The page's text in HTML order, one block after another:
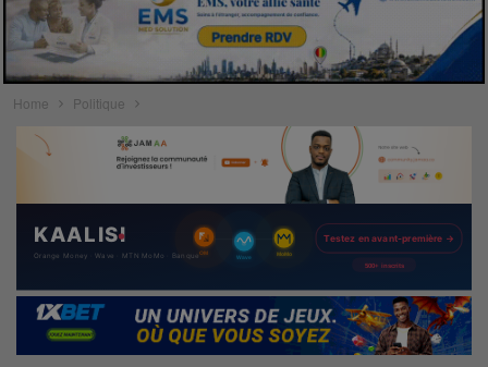
Home Politique